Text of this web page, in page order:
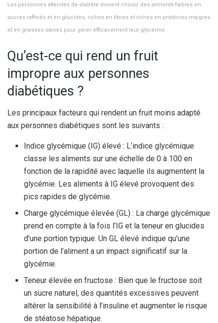
Les personnes atteintes de diabète doivent choisir des aliments faibles en
sucres raffinés et en glucides, riches en fibres et riches en protéines maigres
et en graisses saines pour gérer efficacement leur glycémie.
Qu’est-ce qui rend un fruit
impropre aux personnes
diabétiques ?
Les principaux facteurs qui rendent un fruit moins adapté
aux personnes diabétiques sont les suivants :
Indice glycémique (IG) élevé : L’indice glycémique
classe les aliments sur une échelle de 0 à 100 en
fonction de la rapidité avec laquelle ils augmentent la
glycémie. Les aliments à IG élevé provoquent des
pics rapides de glycémie.
Charge glycémique élevée (GL) : La charge glycémique
prend en compte à la fois l’IG et la teneur en glucides
d’une portion typique. Un GL élevé indique qu’une
portion de l’aliment a un impact significatif sur la
glycémie.
Teneur élevée en fructose : Bien que le fructose soit
un sucre naturel, des quantités excessives peuvent
altérer la sensibilité à l’insuline et augmenter le risque
de stéatose hépatique.